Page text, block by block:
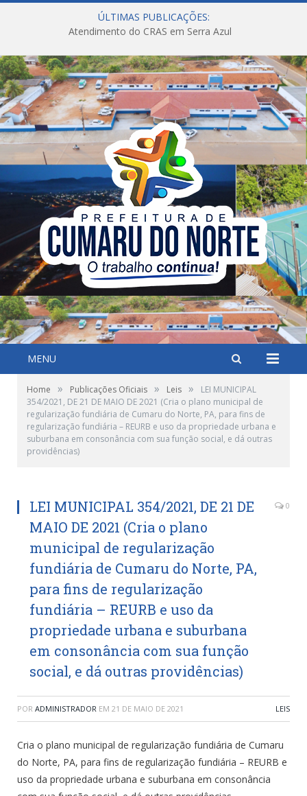
ÚLTIMAS PUBLICAÇÕES:
Atendimento do CRAS em Serra Azul
MENU
Home » Publicações Oficiais » Leis »
LEI MUNICIPAL
354/2021, DE 21 DE MAIO DE 2021 (Cria o plano municipal de
regularização fundiária de Cumaru do Norte, PA, para fins de
regularização fundiária – REURB e uso da propriedade urbana e
suburbana em consonância com sua função social, e dá outras
providências)
LEI MUNICIPAL 354/2021, DE 21 DE
MAIO DE 2021 (Cria o plano
municipal de regularização
fundiária de Cumaru do Norte, PA,
para fins de regularização
fundiária – REURB e uso da
propriedade urbana e suburbana
em consonância com sua função
social, e dá outras providências)
0
POR ADMINISTRADOR EM 21 DE MAIO DE 2021 LEIS
Cria o plano municipal de regularização fundiária de Cumaru
do Norte, PA, para fins de regularização fundiária – REURB e
uso da propriedade urbana e suburbana em consonância